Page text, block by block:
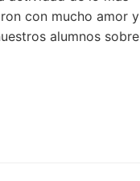
con mucho amor y
alumnos sobre